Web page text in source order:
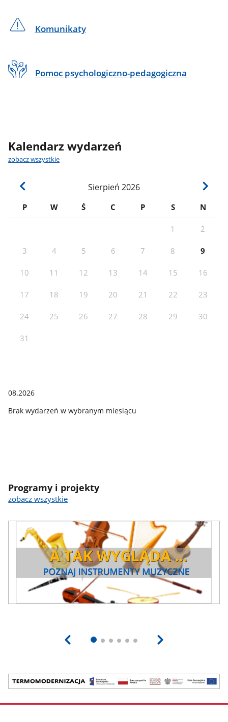
Komunikaty
Pomoc psychologiczno-pedagogiczna
Kalendarz wydarzeń
zobacz wszystkie
Sierpień 2026
P W Ś C P S N
1 2
3 4 5 6 7 8 9
10 11 12 13 14 15 16
17 18 19 20 21 22 23
24 25 26 27 28 29 30
31
08.2026
Brak wydarzeń w wybranym miesiącu
Programy i projekty
zobacz wszystkie
Baner
termomodernizacja